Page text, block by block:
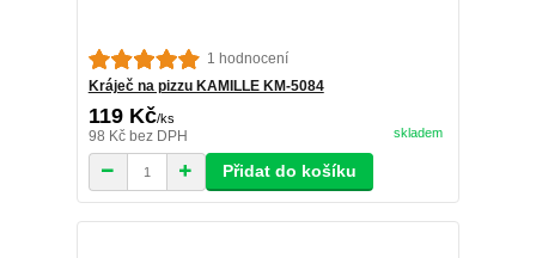
1 hodnocení
Kráječ na pizzu KAMILLE KM-5084
119 Kč/ks
98 Kč bez DPH skladem
Přidat do košíku